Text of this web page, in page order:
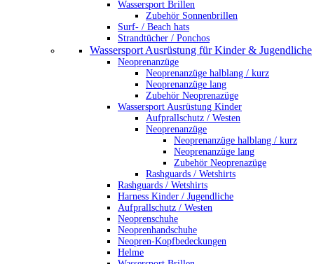
Wassersport Brillen
Zubehör Sonnenbrillen
Surf- / Beach hats
Strandtücher / Ponchos
Wassersport Ausrüstung für Kinder & Jugendliche
Neoprenanzüge
Neoprenanzüge halblang / kurz
Neoprenanzüge lang
Zubehör Neoprenazüge
Wassersport Ausrüstung Kinder
Aufprallschutz / Westen
Neoprenanzüge
Neoprenanzüge halblang / kurz
Neoprenanzüge lang
Zubehör Neoprenazüge
Rashguards / Wetshirts
Rashguards / Wetshirts
Harness Kinder / Jugendliche
Aufprallschutz / Westen
Neoprenschuhe
Neoprenhandschuhe
Neopren-Kopfbedeckungen
Helme